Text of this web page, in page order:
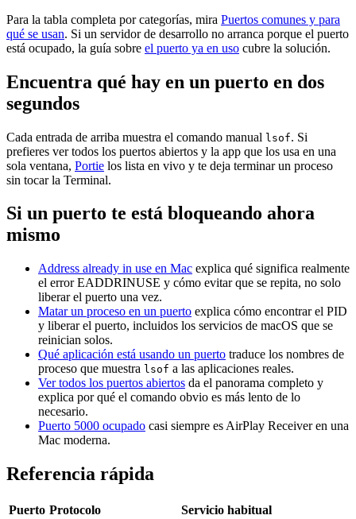
Para la tabla completa por categorías, mira Puertos comunes y para
qué se usan. Si un servidor de desarrollo no arranca porque el puerto
está ocupado, la guía sobre el puerto ya en uso cubre la solución.
Encuentra qué hay en un puerto en dos
segundos
Cada entrada de arriba muestra el comando manual lsof. Si
prefieres ver todos los puertos abiertos y la app que los usa en una
sola ventana, Portie los lista en vivo y te deja terminar un proceso
sin tocar la Terminal.
Si un puerto te está bloqueando ahora
mismo
Address already in use en Mac explica qué significa realmente
el error EADDRINUSE y cómo evitar que se repita, no solo
liberar el puerto una vez.
Matar un proceso en un puerto explica cómo encontrar el PID
y liberar el puerto, incluidos los servicios de macOS que se
reinician solos.
Qué aplicación está usando un puerto traduce los nombres de
proceso que muestra lsof a las aplicaciones reales.
Ver todos los puertos abiertos da el panorama completo y
explica por qué el comando obvio es más lento de lo
necesario.
Puerto 5000 ocupado casi siempre es AirPlay Receiver en una
Mac moderna.
Referencia rápida
Puerto Protocolo
Servicio habitual